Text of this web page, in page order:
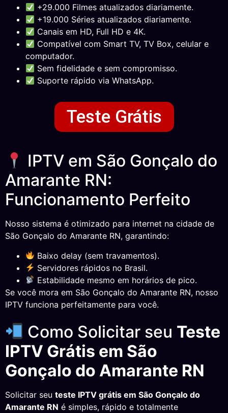
+29.000 Filmes atualizados diariamente.
+19.000 Séries atualizados diariamente.
Canais em HD, Full HD e 4K.
Compatível com Smart TV, TV Box, celular e
computador.
Sem fidelidade e sem compromisso.
Suporte rápido via WhatsApp.
Teste Grátis
IPTV em São Gonçalo do
Amarante RN:
Funcionamento Perfeito
Nosso sistema é otimizado para internet na cidade de
São Gonçalo do Amarante RN, garantindo:
Baixo delay (sem travamentos).
Servidores rápidos no Brasil.
Estabilidade mesmo em horários de pico.
Se você mora em São Gonçalo do Amarante RN, nosso
IPTV funciona perfeitamente para você.
Como Solicitar seu Teste
IPTV Grátis em São
Gonçalo do Amarante RN
Solicitar seu teste IPTV grátis em São Gonçalo do
Amarante RN é simples, rápido e totalmente